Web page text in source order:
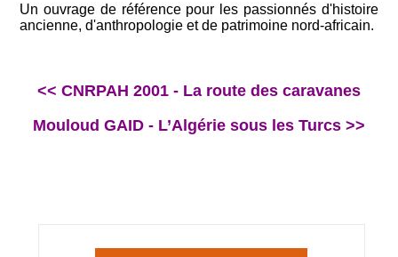
Un ouvrage de référence pour les passionnés d'histoire
ancienne, d'anthropologie et de patrimoine nord-africain.
<< CNRPAH 2001 - La route des caravanes
Mouloud GAID - L’Algérie sous les Turcs >>